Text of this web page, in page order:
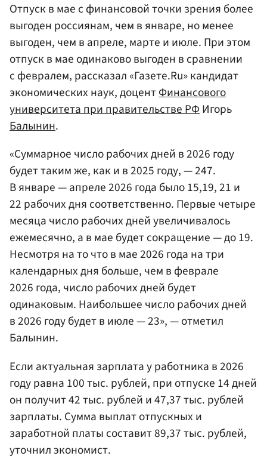
Отпуск в мае с финансовой точки зрения более
выгоден россиянам, чем в январе, но менее
выгоден, чем в апреле, марте и июле. При этом
отпуск в мае одинаково выгоден в сравнении
с февралем, рассказал «Газете.Ru» кандидат
экономических наук, доцентФинансового
университета при правительстве РФИгорь
Балынин.
«Суммарное число рабочих дней в 2026 году
будет таким же, как и в 2025 году, — 247.
В январе — апреле 2026 года было 15,19, 21 и
22 рабочих дня соответственно. Первые четыре
месяца число рабочих дней увеличивалось
ежемесячно, а в мае будет сокращение — до 19.
Несмотря на то что в мае 2026 года на три
календарных дня больше, чем в феврале
2026 года, число рабочих дней будет
одинаковым. Наибольшее число рабочих дней
в 2026 году будет в июле — 23», — отметил
Балынин.
Если актуальная зарплата у работника в 2026
году равна 100 тыс. рублей, при отпуске 14 дней
он получит 42 тыс. рублей и 47,37 тыс. рублей
зарплаты. Сумма выплат отпускных и
заработной платы составит 89,37 тыс. рублей,
уточнил экономист.